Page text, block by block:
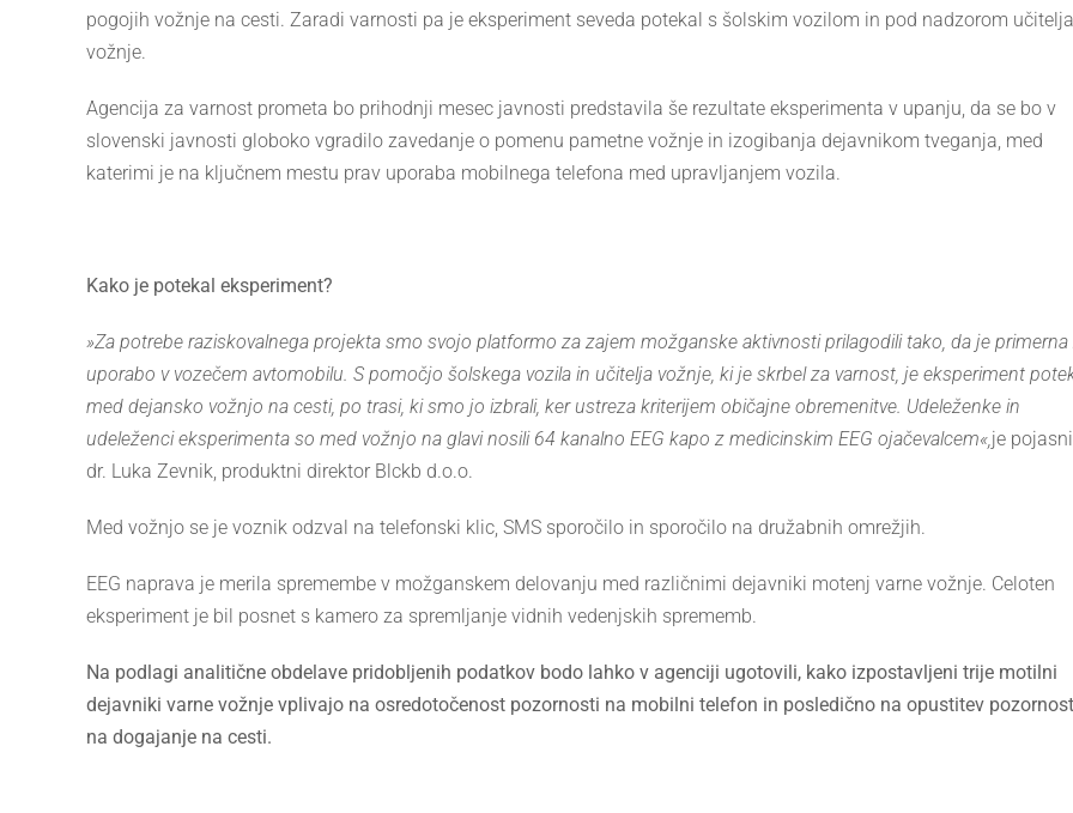
pogojih vožnje na cesti. Zaradi varnosti pa je eksperiment seveda potekal s šolskim vozilom in pod nadzorom učitelja
vožnje.
Agencija za varnost prometa bo prihodnji mesec javnosti predstavila še rezultate eksperimenta v upanju, da se bo v
slovenski javnosti globoko vgradilo zavedanje o pomenu pametne vožnje in izogibanja dejavnikom tveganja, med
katerimi je na ključnem mestu prav uporaba mobilnega telefona med upravljanjem vozila.
Kako je potekal eksperiment?
»Za potrebe raziskovalnega projekta smo svojo platformo za zajem možganske aktivnosti prilagodili tako, da je primerna
uporabo v vozečem avtomobilu. S pomočjo šolskega vozila in učitelja vožnje, ki je skrbel za varnost, je eksperiment
med dejansko vožnjo na cesti, po trasi, ki smo jo izbrali, ker ustreza kriterijem običajne obremenitve. Udeleženke in
udeleženci eksperimenta so med vožnjo na glavi nosili 64 kanalno EEG kapo z medicinskim EEG ojačevalcem«,je
dr. Luka Zevnik, produktni direktor Blckb d.o.o.
Med vožnjo se je voznik odzval na telefonski klic, SMS sporočilo in sporočilo na družabnih omrežjih.
EEG naprava je merila spremembe v možganskem delovanju med različnimi dejavniki motenj varne vožnje. Celoten
eksperiment je bil posnet s kamero za spremljanje vidnih vedenjskih sprememb.
Na podlagi analitične obdelave pridobljenih podatkov bodo lahko v agenciji ugotovili, kako izpostavljeni trije motilni
dejavniki varne vožnje vplivajo na osredotočenost pozornosti na mobilni telefon in posledično na opustitev
na dogajanje na cesti.